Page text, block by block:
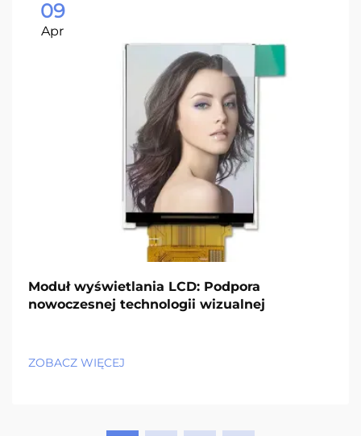
09
Apr
Moduł wyświetlania LCD: Podpora
nowoczesnej technologii wizualnej
ZOBACZ WIĘCEJ